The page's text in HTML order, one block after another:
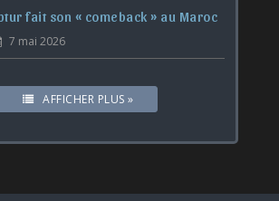
fait son « comeback » au Maroc
7 mai 2026
AFFICHER PLUS »